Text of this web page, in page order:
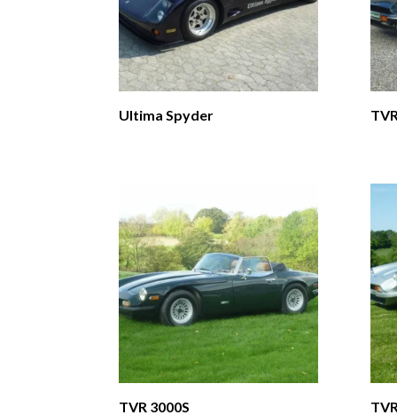
Ultima Spyder
TVR 3000S